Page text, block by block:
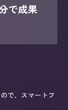
で成果
で、スマートフ